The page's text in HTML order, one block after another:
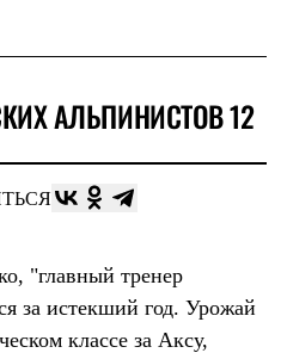
АЛЬПИНИСТОВ 12
"главный тренер
за истекший год. Урожай
классе за Аксу,